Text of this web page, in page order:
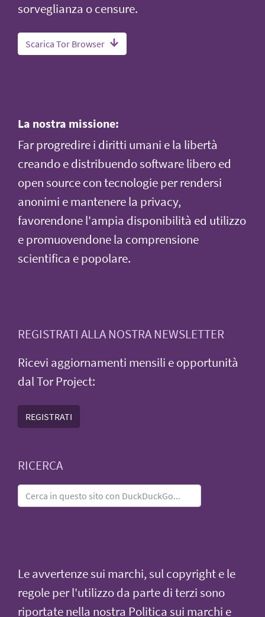
sorveglianza o censure.
Scarica Tor Browser
La nostra missione:
Far progredire i diritti umani e la libertà
creando e distribuendo software libero ed
open source con tecnologie per rendersi
anonimi e mantenere la privacy,
favorendone l'ampia disponibilità ed utilizzo
e promuovendone la comprensione
scientifica e popolare.
REGISTRATI ALLA NOSTRA NEWSLETTER
Ricevi aggiornamenti mensili e opportunità
dal Tor Project:
REGISTRATI
RICERCA
Le avvertenze sui marchi, sul copyright e le
regole per l'utilizzo da parte di terzi sono
riportate nella nostra Politica sui marchi e